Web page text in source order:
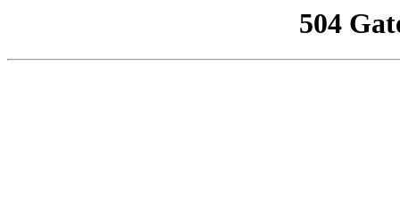
504